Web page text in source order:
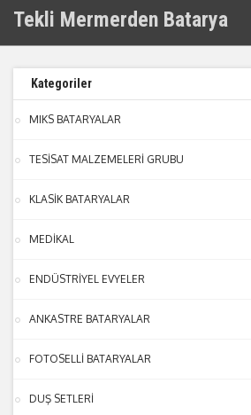
Tekli Mermerden Batarya
Kategoriler
MIKS BATARYALAR
TESİSAT MALZEMELERİ GRUBU
KLASİK BATARYALAR
MEDİKAL
ENDÜSTRİYEL EVYELER
ANKASTRE BATARYALAR
FOTOSELLİ BATARYALAR
DUŞ SETLERİ